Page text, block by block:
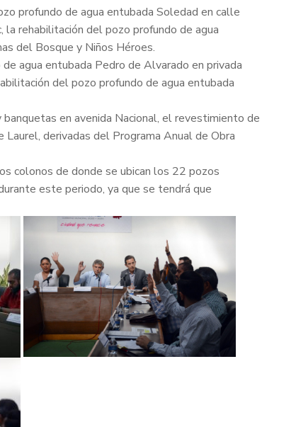
profundo de agua entubada Soledad en calle
la rehabilitación del pozo profundo de agua
del Bosque y Niños Héroes.
agua entubada Pedro de Alvarado en privada
del pozo profundo de agua entubada
en avenida Nacional, el revestimiento de
derivadas del Programa Anual de Obra
colonos de donde se ubican los 22 pozos
este periodo, ya que se tendrá que